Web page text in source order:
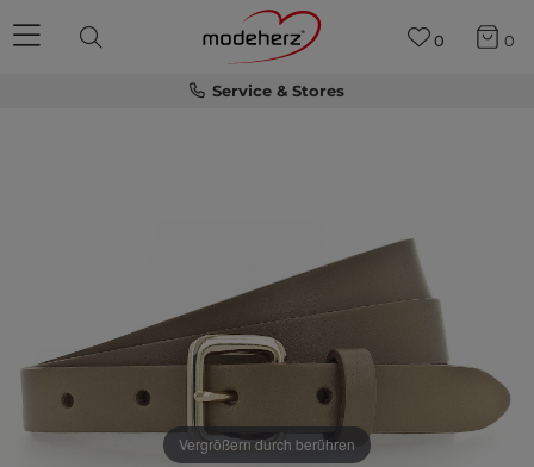
Service & Stores
0 0
Vergrößern durch berühren